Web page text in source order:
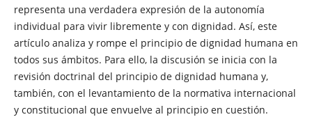
representa una verdadera expresión de la autonomía
individual para vivir libremente y con dignidad. Así, este
artículo analiza y rompe el principio de dignidad humana en
todos sus ámbitos. Para ello, la discusión se inicia con la
revisión doctrinal del principio de dignidad humana y,
también, con el levantamiento de la normativa internacional
y constitucional que envuelve al principio en cuestión.